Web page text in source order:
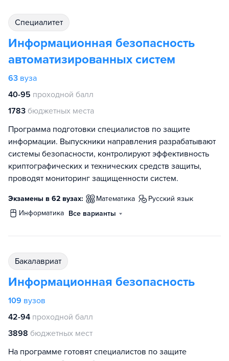
специалитет
Информационная безопасность
автоматизированных систем
63 вуза
40-95 проходной балл
1783 бюджетных места
Программа подготовки специалистов по защите
информации. Выпускники направления разрабатывают
системы безопасности, контролируют эффективность
криптографических и технических средств защиты,
проводят мониторинг защищенности систем.
Экзамены в 62 вузах: математика
русский язык
информатика Все варианты
бакалавриат
Информационная безопасность
109 вузов
42-94 проходной балл
3898 бюджетных мест
На программе готовят специалистов по защите